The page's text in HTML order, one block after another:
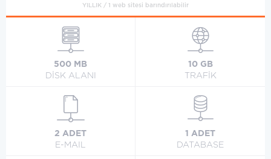
YILLIK / 1 web sitesi barındırılabilir
500 MB
DİSK ALANI
10 GB
TRAFİK
2 ADET
E-MAIL
1 ADET
DATABASE